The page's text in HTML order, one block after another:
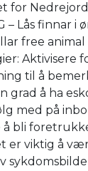
Lås finnar i
free
Aktivisere
til å
å ha
med på
bli
er viktig å